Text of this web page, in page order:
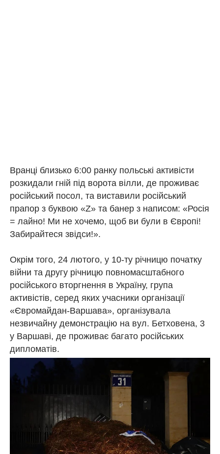
Вранці близько 6:00 ранку польські активісти
розкидали гній під ворота вілли, де проживає
російський посол, та виставили російський
прапор з буквою «Z» та банер з написом: «Росія
= лайно! Ми не хочемо, щоб ви були в Європі!
Забирайтеся звідси!».
Окрім того, 24 лютого, у 10-ту річницю початку
війни та другу річницю повномасштабного
російського вторгнення в Україну, група
активістів, серед яких учасники організації
«Євромайдан-Варшава», організувала
незвичайну демонстрацію на вул. Бетховена, 3
у Варшаві, де проживає багато російських
дипломатів.